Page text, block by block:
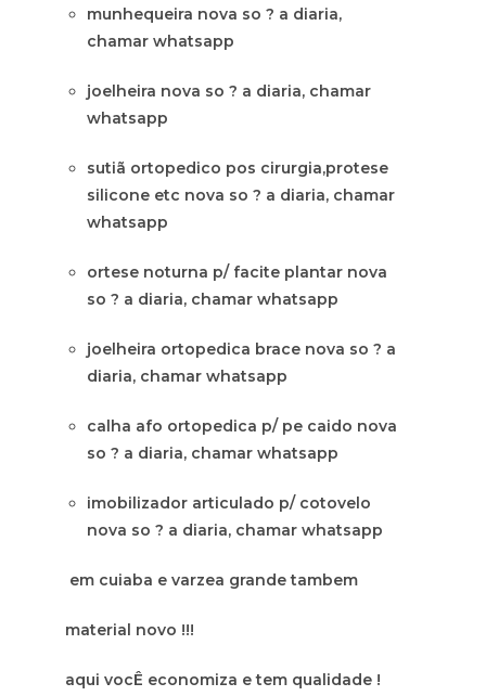
munhequeira nova so ? a diaria,
chamar whatsapp
joelheira nova so ? a diaria, chamar
whatsapp
sutiã ortopedico pos cirurgia,protese
silicone etc nova so ? a diaria, chamar
whatsapp
ortese noturna p/ facite plantar nova
so ? a diaria, chamar whatsapp
joelheira ortopedica brace nova so ? a
diaria, chamar whatsapp
calha afo ortopedica p/ pe caido nova
so ? a diaria, chamar whatsapp
imobilizador articulado p/ cotovelo
nova so ? a diaria, chamar whatsapp
em cuiaba e varzea grande tambem
material novo !!!
aqui vocÊ economiza e tem qualidade !